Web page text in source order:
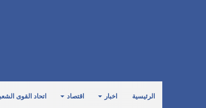
الرئيسية اخبار اقتصاد اتحاد القوى